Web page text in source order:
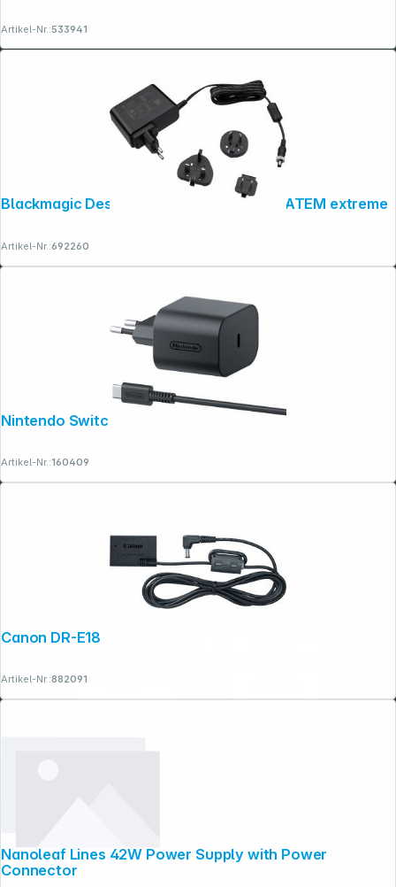
Artikel-Nr.:533941
Blackmagic Design Netzteil 12V 60W für ATEM extreme
Artikel-Nr.:692260
Nintendo Switch 2-Netzteil
Artikel-Nr.:160409
Canon DR-E18
Artikel-Nr.:882091
Nanoleaf Lines 42W Power Supply with Power
Connector
Copyright © 2001 - 2026 dexxIT. Alle Rechte vorbehalten.